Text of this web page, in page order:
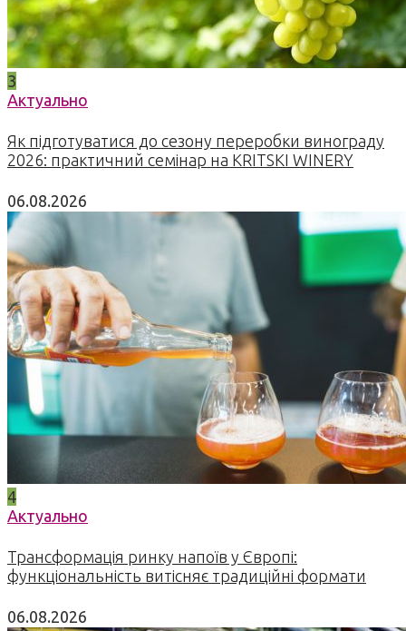
3
Актуально
Як підготуватися до сезону переробки винограду
2026: практичний семінар на KRITSKI WINERY
06.08.2026
4
Актуально
Трансформація ринку напоїв у Європі:
функціональність витісняє традиційні формати
06.08.2026